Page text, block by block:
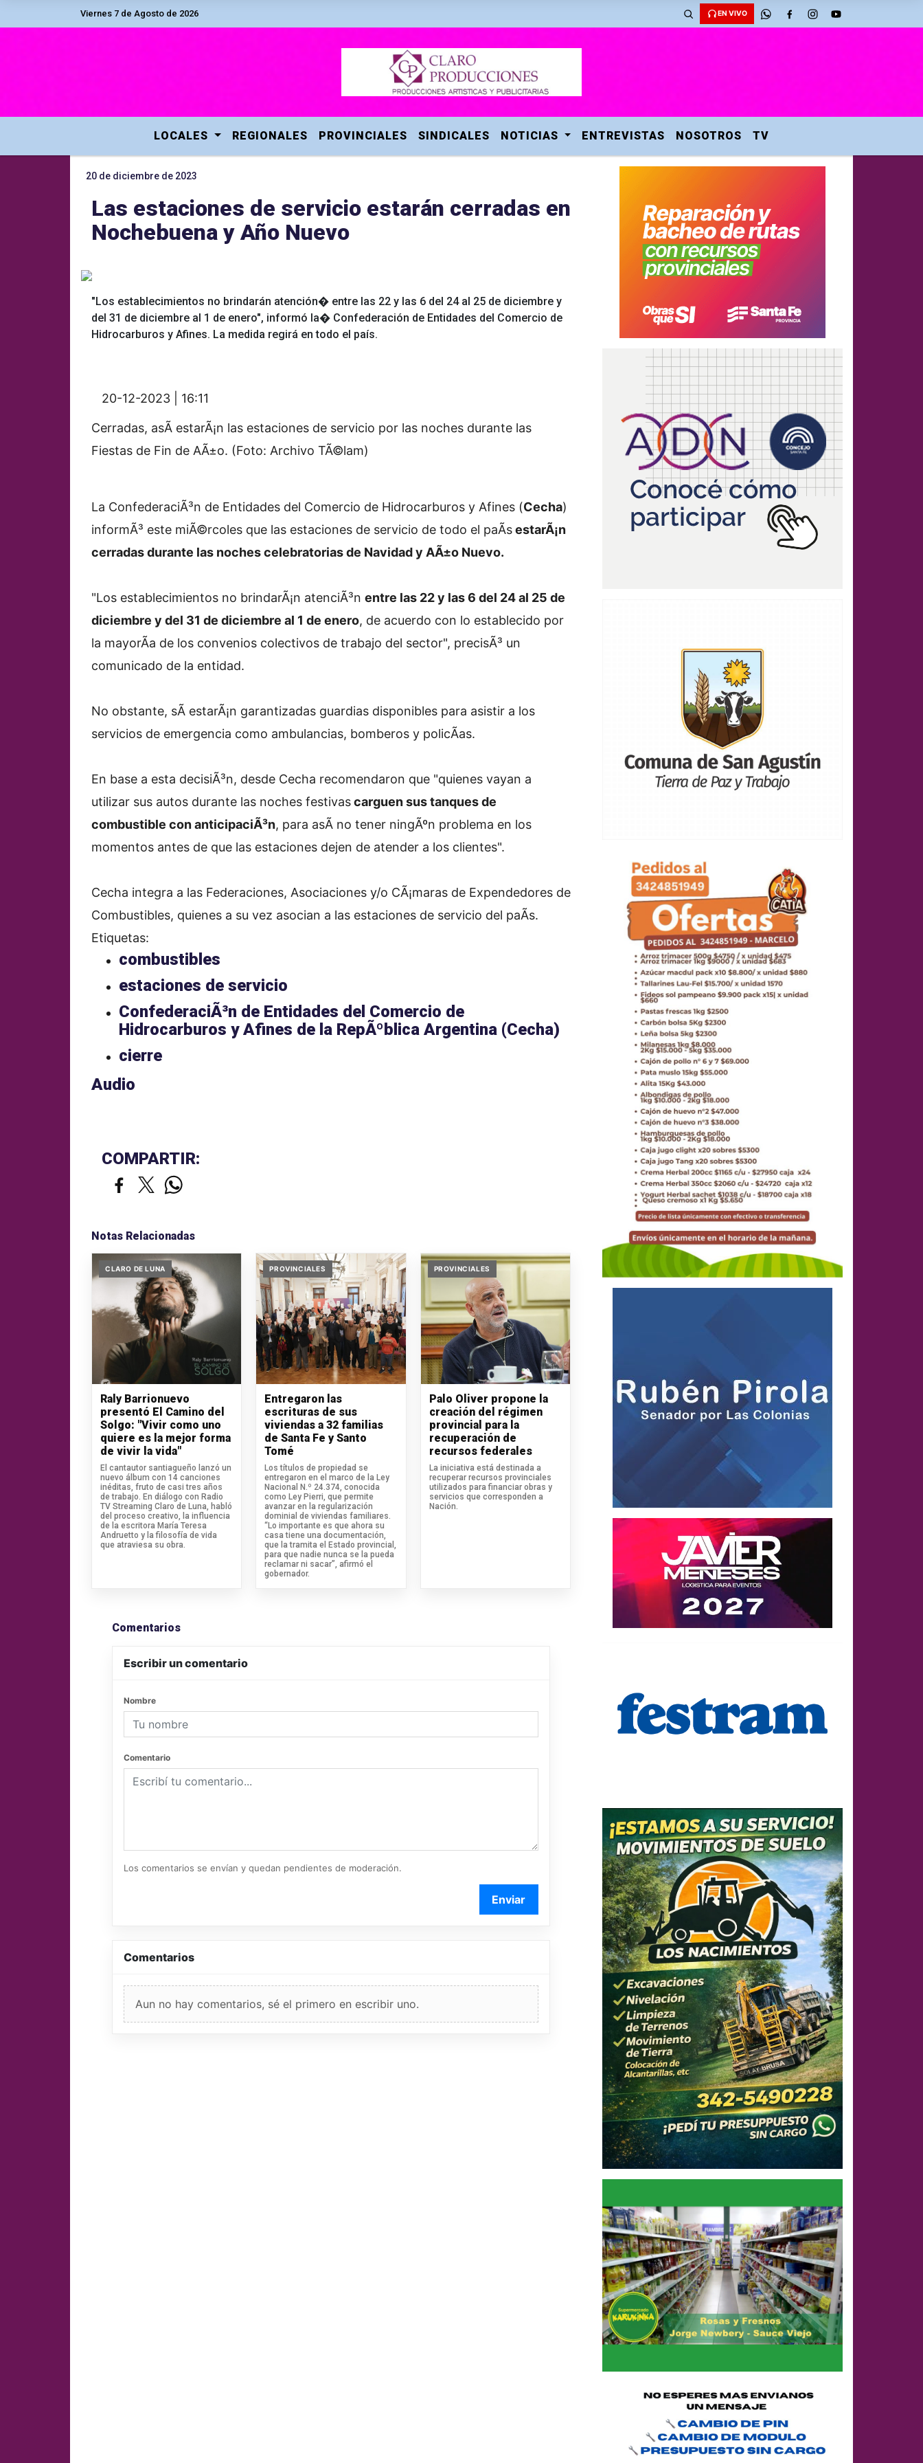
Viernes 7 de Agosto de 2026 EN VIVO
LOCALES REGIONALES PROVINCIALES SINDICALES NOTICIAS ENTREVISTAS NOSOTROS TV
20 de diciembre de 2023
Las estaciones de servicio estarán cerradas en
Nochebuena y Año Nuevo
"Los establecimientos no brindarán atención� entre las 22 y las 6 del 24 al 25 de diciembre y
del 31 de diciembre al 1 de enero", informó la� Confederación de Entidades del Comercio de
Hidrocarburos y Afines. La medida regirá en todo el país.
20-12-2023 | 16:11
Cerradas, asÃ­ estarÃ¡n las estaciones de servicio por las noches durante las
Fiestas de Fin de AÃ±o. (Foto: Archivo TÃ©lam)
La ConfederaciÃ³n de Entidades del Comercio de Hidrocarburos y Afines (Cecha)
informÃ³ este miÃ©rcoles que las estaciones de servicio de todo el paÃ­sestarÃ¡n
cerradas durante las noches celebratorias de Navidad y AÃ±o Nuevo.
"Los establecimientos no brindarÃ¡n atenciÃ³n entre las 22 y las 6 del 24 al 25 de
diciembre y del 31 de diciembre al 1 de enero, de acuerdo con lo establecido por
la mayorÃ­a de los convenios colectivos de trabajo del sector", precisÃ³ un
comunicado de la entidad.
No obstante, sÃ­ estarÃ¡n garantizadas guardias disponibles para asistir a los
servicios de emergencia como ambulancias, bomberos y policÃ­as.
En base a esta decisiÃ³n, desde Cecha recomendaron que "quienes vayan a
utilizar sus autos durante las noches festivascarguen sus tanques de
combustible con anticipaciÃ³n, para asÃ­ no tener ningÃºn problema en los
momentos antes de que las estaciones dejen de atender a los clientes".
Cecha integra a las Federaciones, Asociaciones y/o CÃ¡maras de Expendedores de
Combustibles, quienes a su vez asocian a las estaciones de servicio del paÃ­s.
Etiquetas:
combustibles
estaciones de servicio
ConfederaciÃ³n de Entidades del Comercio de
Hidrocarburos y Afines de la RepÃºblica Argentina (Cecha)
cierre
Audio
COMPARTIR:
Notas Relacionadas
CLARO DE LUNA
Raly Barrionuevo
presentó El Camino del
Solgo: "Vivir como uno
quiere es la mejor forma
de vivir la vida"
El cantautor santiagueño lanzó un
nuevo álbum con 14 canciones
inéditas, fruto de casi tres años
de trabajo. En diálogo con Radio
TV Streaming Claro de Luna, habló
del proceso creativo, la influencia
de la escritora María Teresa
Andruetto y la filosofía de vida
que atraviesa su obra.
PROVINCIALES
Entregaron las
escrituras de sus
viviendas a 32 familias
de Santa Fe y Santo
Tomé
Los títulos de propiedad se
entregaron en el marco de la Ley
Nacional N.º 24.374, conocida
como Ley Pierri, que permite
avanzar en la regularización
dominial de viviendas familiares.
“Lo importante es que ahora su
casa tiene una documentación,
que la tramita el Estado provincial,
para que nadie nunca se la pueda
reclamar ni sacar”, afirmó el
gobernador.
PROVINCIALES
Palo Oliver propone la
creación del régimen
provincial para la
recuperación de
recursos federales
La iniciativa está destinada a
recuperar recursos provinciales
utilizados para financiar obras y
servicios que corresponden a
Nación.
Comentarios
Escribir un comentario
Nombre
Comentario
Los comentarios se envían y quedan pendientes de moderación.
Enviar
Comentarios
Aun no hay comentarios, sé el primero en escribir uno.